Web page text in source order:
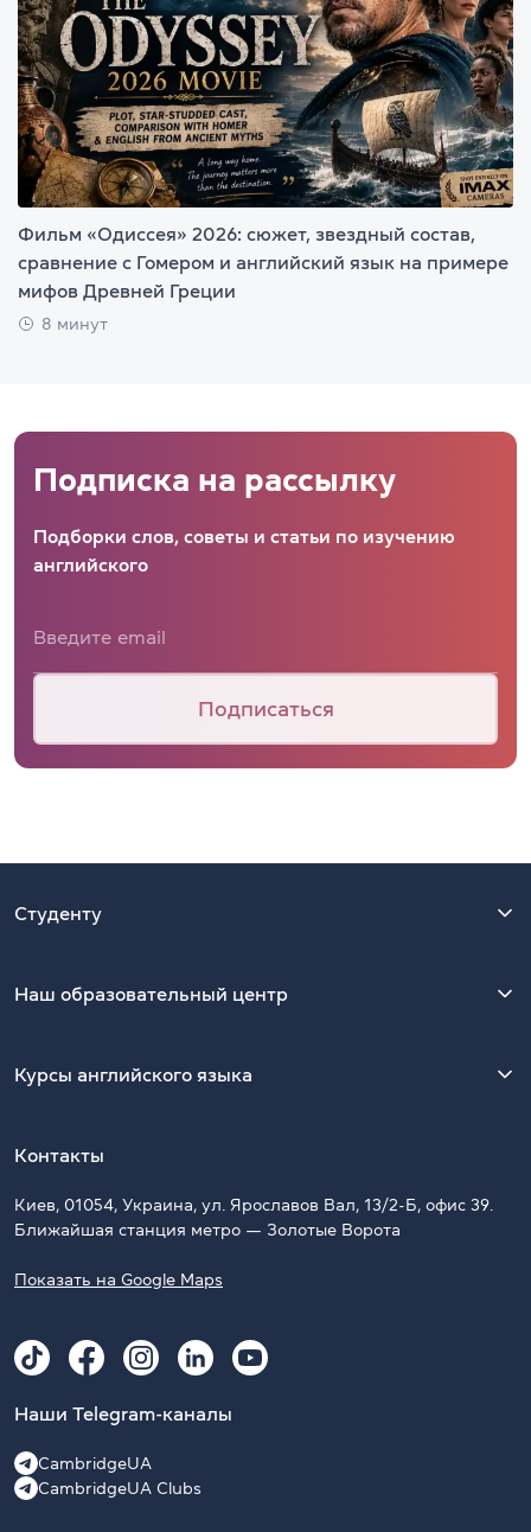
Фильм «Одиссея» 2026: сюжет, звездный состав,
сравнение с Гомером и английский язык на примере
мифов Древней Греции
8 минут
Подписка на рассылку
Подборки слов, советы и статьи по изучению
английского
Подписаться
Студенту
Наш образовательный центр
Курсы английского языка
Контакты
Киев, 01054, Украина, ул. Ярославов Вал, 13/2-Б, офис 39.
Ближайшая станция метро — Золотые Ворота
Показать на Google Maps
Наши Telegram-каналы
CambridgeUA
CambridgeUA Clubs